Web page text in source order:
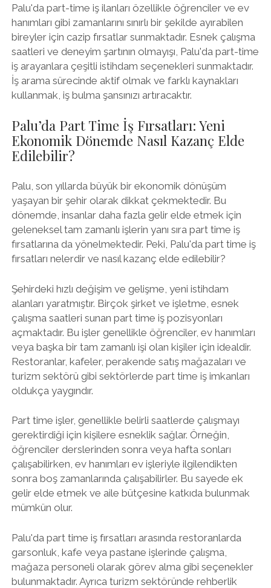
Palu'da part-time iş ilanları özellikle öğrenciler ve ev
hanımları gibi zamanlarını sınırlı bir şekilde ayırabilen
bireyler için cazip fırsatlar sunmaktadır. Esnek çalışma
saatleri ve deneyim şartının olmayışı, Palu'da part-time
iş arayanlara çeşitli istihdam seçenekleri sunmaktadır.
İş arama sürecinde aktif olmak ve farklı kaynakları
kullanmak, iş bulma şansınızı artıracaktır.
Palu’da Part Time İş Fırsatları: Yeni
Ekonomik Dönemde Nasıl Kazanç Elde
Edilebilir?
Palu, son yıllarda büyük bir ekonomik dönüşüm
yaşayan bir şehir olarak dikkat çekmektedir. Bu
dönemde, insanlar daha fazla gelir elde etmek için
geleneksel tam zamanlı işlerin yanı sıra part time iş
fırsatlarına da yönelmektedir. Peki, Palu'da part time iş
fırsatları nelerdir ve nasıl kazanç elde edilebilir?
Şehirdeki hızlı değişim ve gelişme, yeni istihdam
alanları yaratmıştır. Birçok şirket ve işletme, esnek
çalışma saatleri sunan part time iş pozisyonları
açmaktadır. Bu işler genellikle öğrenciler, ev hanımları
veya başka bir tam zamanlı işi olan kişiler için idealdir.
Restoranlar, kafeler, perakende satış mağazaları ve
turizm sektörü gibi sektörlerde part time iş imkanları
oldukça yaygındır.
Part time işler, genellikle belirli saatlerde çalışmayı
gerektirdiği için kişilere esneklik sağlar. Örneğin,
öğrenciler derslerinden sonra veya hafta sonları
çalışabilirken, ev hanımları ev işleriyle ilgilendikten
sonra boş zamanlarında çalışabilirler. Bu sayede ek
gelir elde etmek ve aile bütçesine katkıda bulunmak
mümkün olur.
Palu'da part time iş fırsatları arasında restoranlarda
garsonluk, kafe veya pastane işlerinde çalışma,
mağaza personeli olarak görev alma gibi seçenekler
bulunmaktadır. Ayrıca turizm sektöründe rehberlik